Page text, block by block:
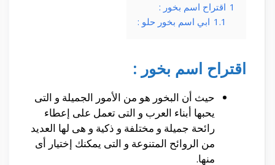
1 اقتراح اسم بخور :
1.1 ابي اسم بخور حلو :
اقتراح اسم بخور :
حيث أن البخور هو من الأمور الجميلة و التى
يحبها أبناء العرب و التى تعمل على إعطاء
رائحة جميلة و مختلفة و ذكية و هى لها العديد
من الروائح المتنوعة و التى يمكنك إختيار أى
منها.